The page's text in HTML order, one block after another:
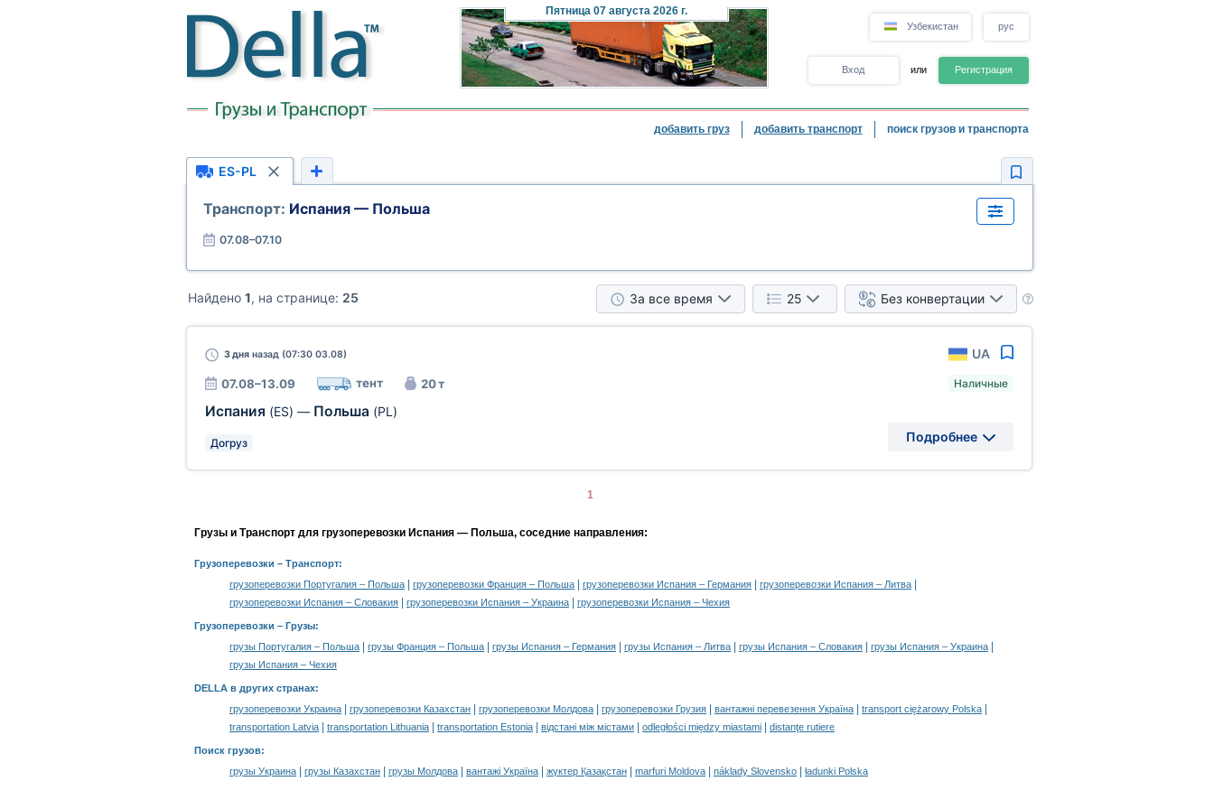
Пятница07 августа 2026 г.
Узбекистан рус
Вход или Регистрация
добавить груз добавить транспорт поиск грузов и транспорта
ES-PL
Транспорт: Испания — Польша
07.08–07.10
Найдено 1, на странице: 25 За все время 25 Без конвертации
3 дняназад (07:30 03.08) UA
07.08–13.09 тент 20 т
Испания (ES) — Польша (PL)
Догруз
Наличные
Подробнее
1
Грузы и Транспорт для грузоперевозки Испания — Польша, соседние направления:
Грузоперевозки – Транспорт:
грузоперевозки Португалия – Польша
грузоперевозки Франция – Польша грузоперевозки Испания – Германия грузоперевозки Испания – Литва
грузоперевозки Испания – Словакия грузоперевозки Испания – Украина грузоперевозки Испания – Чехия
Грузоперевозки – Грузы:
грузы Португалия – Польша
грузы Франция – Польша грузы Испания – Германия грузы Испания – Литва грузы Испания – Словакия грузы Испания – Украина
грузы Испания – Чехия
DELLA в других странах:
грузоперевозки Украина
грузоперевозки Казахстан грузоперевозки Молдова грузоперевозки Грузия вантажні перевезення Україна transport ciężarowy Polska
transportation Latvia transportation Lithuania transportation Estonia відстані між містами odległości między miastami distanţe rutiere
Поиск грузов:
грузы Украина
грузы Казахстан грузы Молдова вантажі Україна жүктер Қазақстан marfuri Moldova náklady Slovensko ładunki Polska